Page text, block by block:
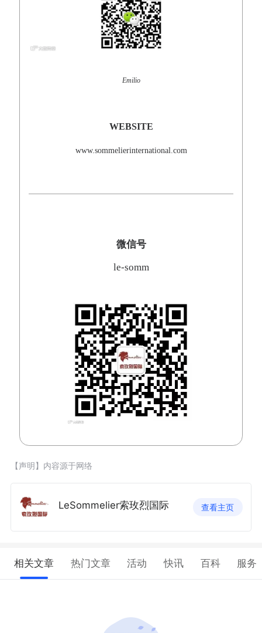
Emilio
WEBSITE
www.sommelierinternational.com
微信号
le-somm
【声明】内容源于网络
LeSommelier索玫烈国际 查看主页
相关文章 热门文章 活动 快讯 百科 服务